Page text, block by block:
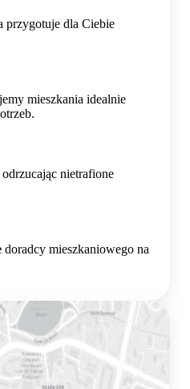
przygotuje dla Ciebie
mieszkania idealnie
odrzucając nietrafione
doradcy mieszkaniowego na